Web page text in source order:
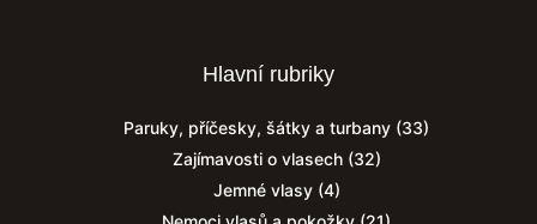
Hlavní rubriky
Paruky, příčesky, šátky a turbany (33)
Zajímavosti o vlasech(32)
Jemné vlasy(4)